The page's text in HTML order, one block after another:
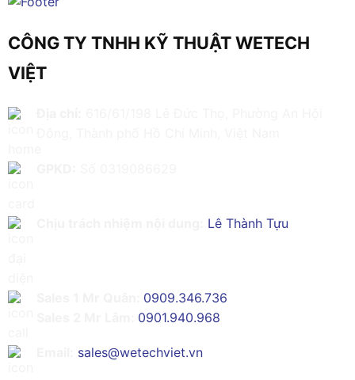
CÔNG TY TNHH KỸ THUẬT WETECH
VIỆT
Lê Thành Tựu
0909.346.736
0901.940.968
sales@wetechviet.vn